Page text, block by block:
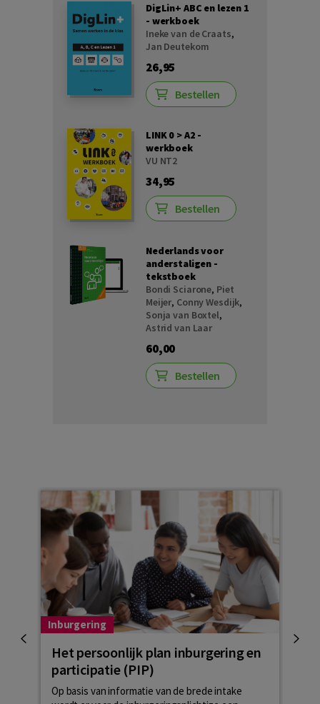
DigLin+ ABC en lezen 1
- werkboek
Ineke van de Craats,
Jan Deutekom
26,95
Bestellen
LINK 0 > A2 -
werkboek
VU NT2
34,95
Bestellen
Nederlands voor
anderstaligen -
tekstboek
Bondi Sciarone, Piet
Meijer, Conny Wesdijk,
Sonja van Boxtel,
Astrid van Laar
60,00
Bestellen
Inburgering
Het persoonlijk plan inburgering en
participatie (PIP)
Op basis van informatie van de brede intake